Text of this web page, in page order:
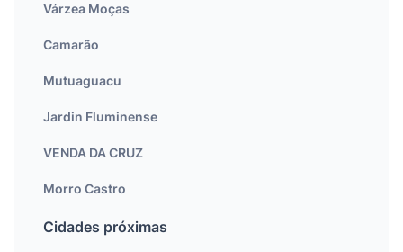
Várzea Moças
Camarão
Mutuaguacu
Jardin Fluminense
VENDA DA CRUZ
Morro Castro
Cidades próximas